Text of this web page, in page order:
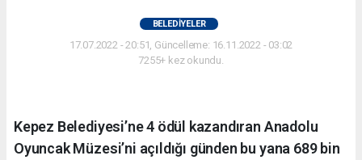
BELEDIYELER
17.07.2022 - 20:51, Güncelleme: 16.11.2022 - 03:02
7255+ kez okundu.
Kepez Belediyesi’ne 4 ödül kazandıran Anadolu
Oyuncak Müzesi’ni açıldığı günden bu yana 689 bin